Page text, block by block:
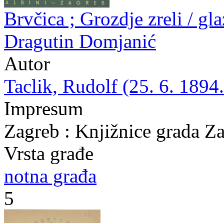
Brvčica ; Grozdje zreli /
Dragutin Domjanić
Autor
Taclik, Rudolf (25. 6.
Impresum
Zagreb : Knjižnice grada
Vrsta građe
notna građa
5